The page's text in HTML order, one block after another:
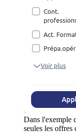
Dans l'exemple
seules les